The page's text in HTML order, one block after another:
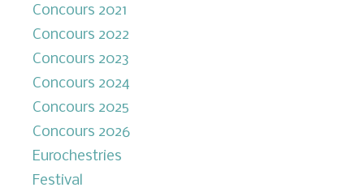
Concours 2021
Concours 2022
Concours 2023
Concours 2024
Concours 2025
Concours 2026
Eurochestries
Festival